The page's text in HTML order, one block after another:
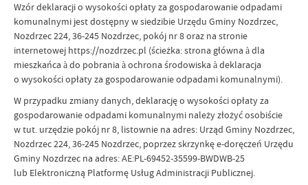
Wzór deklaracji o wysokości opłaty za gospodarowanie odpadami
komunalnymi jest dostępny w siedzibie Urzędu Gminy Nozdrzec,
Nozdrzec 224, 36-245 Nozdrzec, pokój nr 8 oraz na stronie
internetowej https://nozdrzec.pl (ścieżka: strona główna à dla
mieszkańca à do pobrania à ochrona środowiska à deklaracja
o wysokości opłaty za gospodarowanie odpadami komunalnymi).
W przypadku zmiany danych, deklarację o wysokości opłaty za
gospodarowanie odpadami komunalnymi należy złożyć osobiście
w tut. urzędzie pokój nr 8, listownie na adres: Urząd Gminy Nozdrzec,
Nozdrzec 224, 36-245 Nozdrzec, poprzez skrzynkę e-doręczeń Urzędu
Gminy Nozdrzec na adres: AE:PL-69452-35599-BWDWB-25
lub Elektroniczną Platformę Usług Administracji Publicznej.